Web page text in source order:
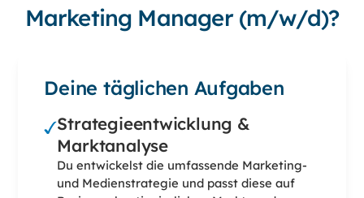
Marketing Manager (m/w/d)?
Deine täglichen Aufgaben
Strategieentwicklung &
Marktanalyse
Du entwickelst die umfassende Marketing-
und Medienstrategie und passt diese auf